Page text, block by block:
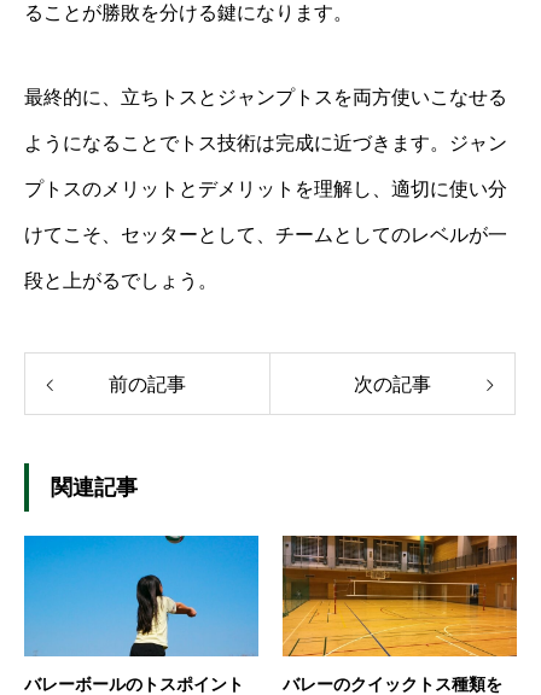
ることが勝敗を分ける鍵になります。
最終的に、立ちトスとジャンプトスを両方使いこなせる
ようになることでトス技術は完成に近づきます。ジャン
プトスのメリットとデメリットを理解し、適切に使い分
けてこそ、セッターとして、チームとしてのレベルが一
段と上がるでしょう。
前の記事 次の記事
関連記事
バレーボールのトスポイント
バレーのクイックトス種類を